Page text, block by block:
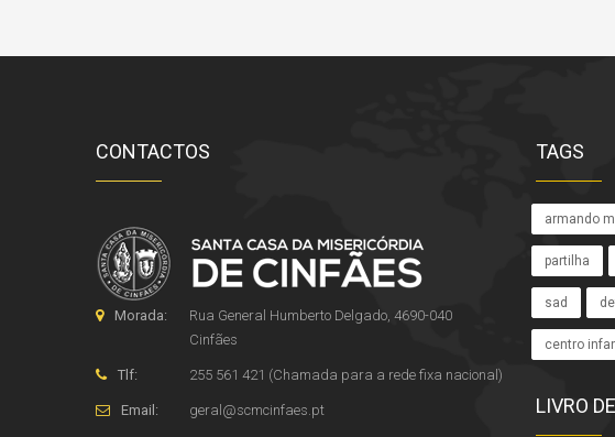
CONTACTOS
Morada:
Rua General Humberto Delgado, 4690-040
Cinfães
Tlf: 255 561 421 (Chamada para a rede fixa nacional)
Email: geral @scmcinfaes.pt
TAGS
armando
partilha
sad
centro
LIVRO